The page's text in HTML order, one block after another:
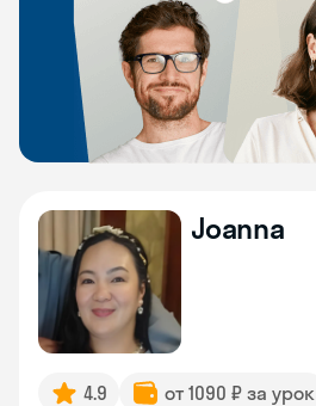
Joanna
4.9 от 1090 ₽ за урок